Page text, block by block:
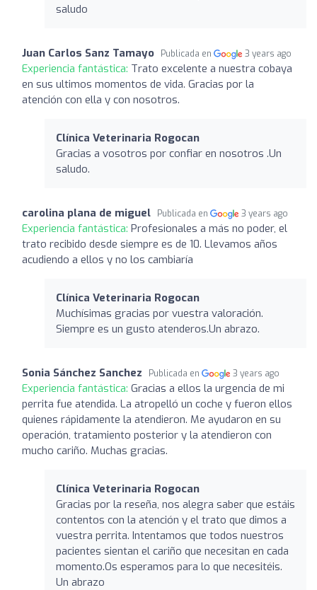
saludo
Juan Carlos Sanz Tamayo Publicada en 3 years ago
Experiencia fantástica: Trato excelente a nuestra cobaya
en sus ultimos momentos de vida. Gracias por la
atención con ella y con nosotros.
Clínica Veterinaria Rogocan
Gracias a vosotros por confiar en nosotros .Un
saludo.
carolina plana de miguel Publicada en 3 years ago
Experiencia fantástica: Profesionales a más no poder, el
trato recibido desde siempre es de 10. Llevamos años
acudiendo a ellos y no los cambiaría
Clínica Veterinaria Rogocan
Muchísimas gracias por vuestra valoración.
Siempre es un gusto atenderos.Un abrazo.
Sonia Sánchez Sanchez Publicada en 3 years ago
Experiencia fantástica: Gracias a ellos la urgencia de mi
perrita fue atendida. La atropelló un coche y fueron ellos
quienes rápidamente la atendieron. Me ayudaron en su
operación, tratamiento posterior y la atendieron con
mucho cariño. Muchas gracias.
Clínica Veterinaria Rogocan
Gracias por la reseña, nos alegra saber que estáis
contentos con la atención y el trato que dimos a
vuestra perrita. Intentamos que todos nuestros
pacientes sientan el cariño que necesitan en cada
momento.Os esperamos para lo que necesitéis.
Un abrazo